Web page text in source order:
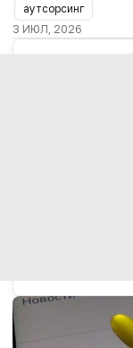
аутсорсинг
3 ИЮЛ, 2026